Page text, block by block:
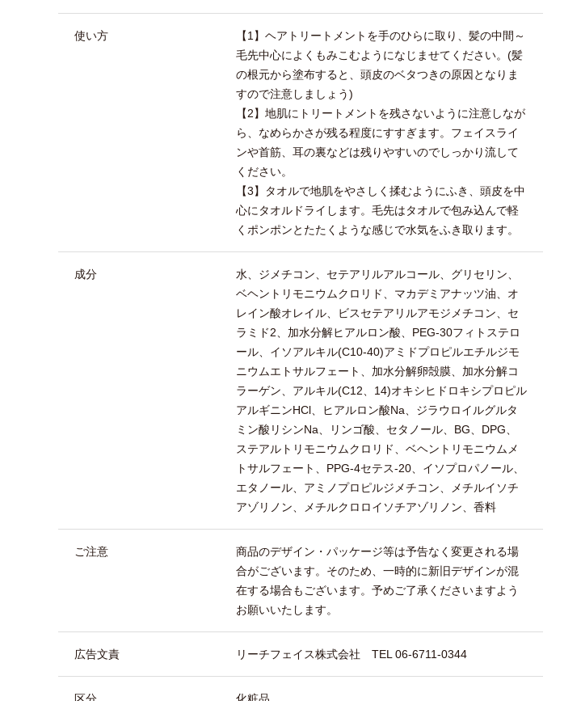
使い方
【1】ヘアトリートメントを手のひらに取り、髪の中間～
毛先中心によくもみこむようになじませてください。(髪
の根元から塗布すると、頭皮のベタつきの原因となりま
すので注意しましょう)
【2】地肌にトリートメントを残さないように注意しなが
ら、なめらかさが残る程度にすすぎます。フェイスライ
ンや首筋、耳の裏などは残りやすいのでしっかり流して
ください。
【3】タオルで地肌をやさしく揉むようにふき、頭皮を中
心にタオルドライします。毛先はタオルで包み込んで軽
くポンポンとたたくような感じで水気をふき取ります。
成分
水、ジメチコン、セテアリルアルコール、グリセリン、
ベヘントリモニウムクロリド、マカデミアナッツ油、オ
レイン酸オレイル、ビスセテアリルアモジメチコン、セ
ラミド2、加水分解ヒアルロン酸、PEG-30フィトステロ
ール、イソアルキル(C10-40)アミドプロピルエチルジモ
ニウムエトサルフェート、加水分解卵殻膜、加水分解コ
ラーゲン、アルキル(C12、14)オキシヒドロキシプロピル
アルギニンHCl、ヒアルロン酸Na、ジラウロイルグルタ
ミン酸リシンNa、リンゴ酸、セタノール、BG、DPG、
ステアルトリモニウムクロリド、ベヘントリモニウムメ
トサルフェート、PPG-4セテス-20、イソプロパノール、
エタノール、アミノプロピルジメチコン、メチルイソチ
アゾリノン、メチルクロロイソチアゾリノン、香料
ご注意
商品のデザイン・パッケージ等は予告なく変更される場
合がございます。そのため、一時的に新旧デザインが混
在する場合もございます。予めご了承くださいますよう
お願いいたします。
広告文責 リーチフェイス株式会社 TEL 06-6711-0344